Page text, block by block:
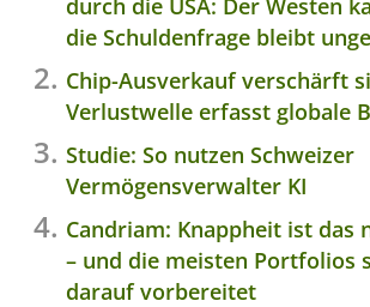
die Schuldenfrage bleibt
Chip-Ausverkauf verschärft
Verlustwelle erfasst globale
Studie: So nutzen Schweizer
Vermögensverwalter KI
Candriam: Knappheit ist das
– und die meisten Portfolios
darauf vorbereitet